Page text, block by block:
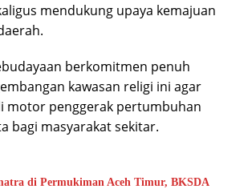
mendukung upaya kemajuan
berkomitmen penuh
kawasan religi ini agar
motor penggerak pertumbuhan
bagi masyarakat sekitar.
di Permukiman Aceh Timur, BKSDA